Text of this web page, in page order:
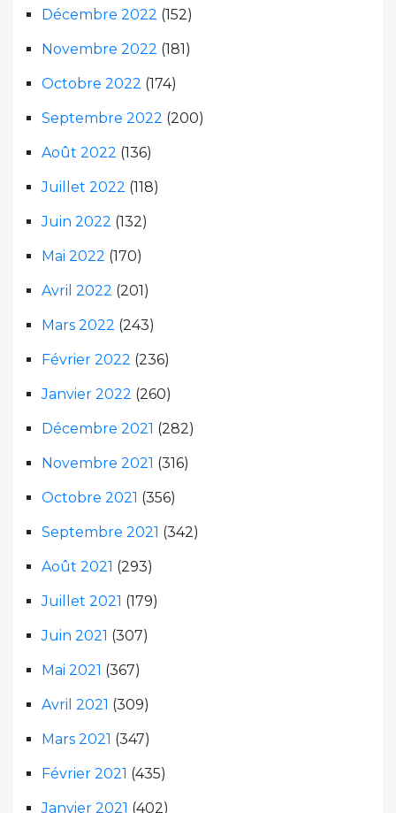
Décembre 2022 (152)
Novembre 2022 (181)
Octobre 2022 (174)
Septembre 2022 (200)
Août 2022 (136)
Juillet 2022 (118)
Juin 2022 (132)
Mai 2022 (170)
Avril 2022 (201)
Mars 2022 (243)
Février 2022 (236)
Janvier 2022 (260)
Décembre 2021 (282)
Novembre 2021 (316)
Octobre 2021 (356)
Septembre 2021 (342)
Août 2021 (293)
Juillet 2021 (179)
Juin 2021 (307)
Mai 2021 (367)
Avril 2021 (309)
Mars 2021 (347)
Février 2021 (435)
Janvier 2021 (402)